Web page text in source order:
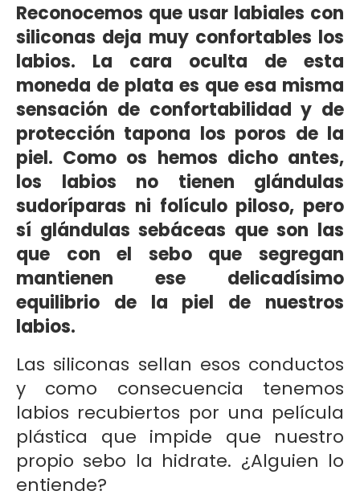
Reconocemos que usar labiales con
siliconas deja muy confortables los
labios. La cara oculta de esta
moneda de plata es que esa misma
sensación de confortabilidad y de
protección tapona los poros de la
piel. Como os hemos dicho antes,
los labios no tienen glándulas
sudoríparas ni folículo piloso, pero
sí glándulas sebáceas que son las
que con el sebo que segregan
mantienen ese delicadísimo
equilibrio de la piel de nuestros
labios.
Las siliconas sellan esos conductos
y como consecuencia tenemos
labios recubiertos por una película
plástica que impide que nuestro
propio sebo la hidrate. ¿Alguien lo
entiende?